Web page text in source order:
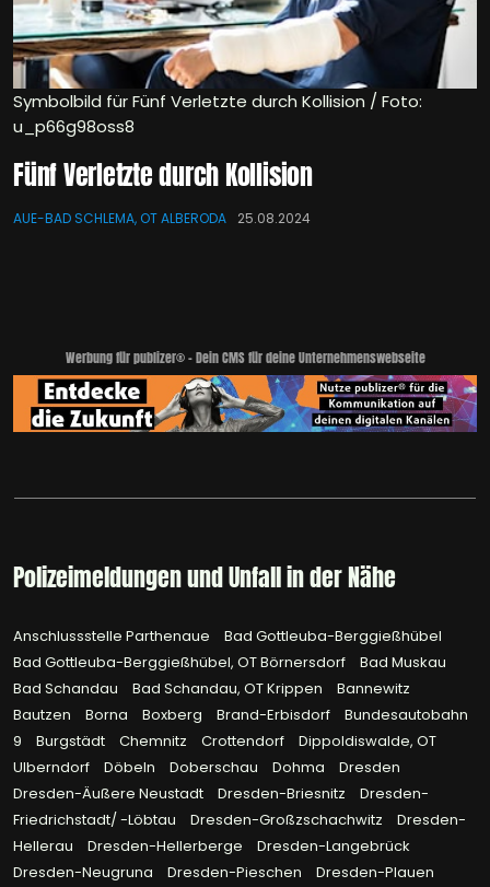
Symbolbild für Fünf Verletzte durch Kollision / Foto:
u_p66g98oss8
Fünf Verletzte durch Kollision
AUE-BAD SCHLEMA, OT ALBERODA 25.08.2024
Werbung für publizer® - Dein CMS für deine Unternehmenswebseite
Polizeimeldungen und Unfall in der Nähe
Anschlussstelle Parthenaue
Bad Gottleuba-Berggießhübel
Bad Gottleuba-Berggießhübel, OT Börnersdorf
Bad Muskau
Bad Schandau
Bad Schandau, OT Krippen
Bannewitz
Bautzen
Borna Boxberg Brand-Erbisdorf
Bundesautobahn
9
Burgstädt Chemnitz Crottendorf
Dippoldiswalde, OT
Ulberndorf
Döbeln Doberschau Dohma
Dresden
Dresden-Äußere Neustadt
Dresden-Briesnitz
Dresden-
Friedrichstadt/ -Löbtau
Dresden-Großzschachwitz
Dresden-
Hellerau
Dresden-Hellerberge
Dresden-Langebrück
Dresden-Neugruna
Dresden-Pieschen
Dresden-Plauen